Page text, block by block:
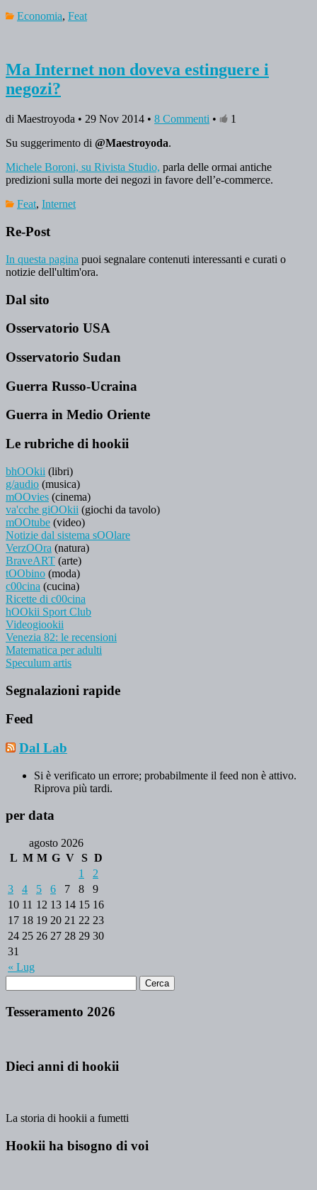
Economia, Feat
Ma Internet non doveva estinguere i
negozi?
di Maestroyoda • 29 Nov 2014 • 8 Commenti •
1
Su suggerimento di @Maestroyoda.
Michele Boroni, su Rivista Studio, parla delle ormai antiche
predizioni sulla morte dei negozi in favore dell’e-commerce.
Feat, Internet
Re-Post
In questa pagina puoi segnalare contenuti interessanti e curati o
notizie dell'ultim'ora.
Dal sito
Osservatorio USA
Osservatorio Sudan
Guerra Russo-Ucraina
Guerra in Medio Oriente
Le rubriche di hookii
bhOOkii (libri)
g/audio (musica)
mOOvies (cinema)
va'cche giOOkii (giochi da tavolo)
mOOtube (video)
Notizie dal sistema sOOlare
VerzOOra (natura)
BraveART (arte)
tOObino (moda)
c00cina (cucina)
Ricette di c00cina
hOOkii Sport Club
Videogiookii
Venezia 82: le recensioni
Matematica per adulti
Speculum artis
Segnalazioni rapide
Feed
Dal Lab
Si è verificato un errore; probabilmente il feed non è attivo.
Riprova più tardi.
per data
agosto 2026
L M M G V S D
« Lug
1
2
3
4 5 6 7 8
9
10 11 12 13 14 15 16
17 18 19 20 21 22 23
24 25 26 27 28 29 30
31
Tesseramento 2026
Dieci anni di hookii
La storia di hookii a fumetti
Hookii ha bisogno di voi